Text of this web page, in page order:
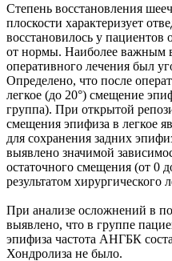
Степень восстановления
плоскости характеризует
восстановилось у
от нормы. Наиболее важным в
оперативного лечения был
Определено, что после
легкое (до 20°) смещение
группа). При открытой
смещения эпифиза в легкое
для сохранения задних
выявлено значимой
остаточного смещения (от 0
результатом хирургического
При анализе осложнений в
выявлено, что в группе
эпифиза частота АНГБК
Хондролиза не было.